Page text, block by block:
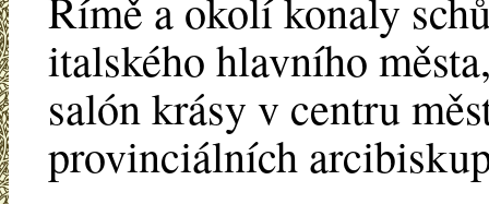
italského hlavního
salón krásy v centru
provinciálních